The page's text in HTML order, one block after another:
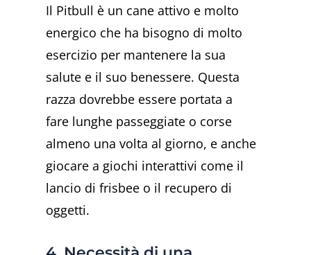
Il Pitbull è un cane attivo e molto
energico che ha bisogno di molto
esercizio per mantenere la sua
salute e il suo benessere. Questa
razza dovrebbe essere portata a
fare lunghe passeggiate o corse
almeno una volta al giorno, e anche
giocare a giochi interattivi come il
lancio di frisbee o il recupero di
oggetti.